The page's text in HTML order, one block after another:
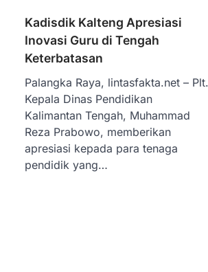
Kadisdik Kalteng Apresiasi
Inovasi Guru di Tengah
Keterbatasan
Palangka Raya, lintasfakta.net – Plt.
Kepala Dinas Pendidikan
Kalimantan Tengah, Muhammad
Reza Prabowo, memberikan
apresiasi kepada para tenaga
pendidik yang…